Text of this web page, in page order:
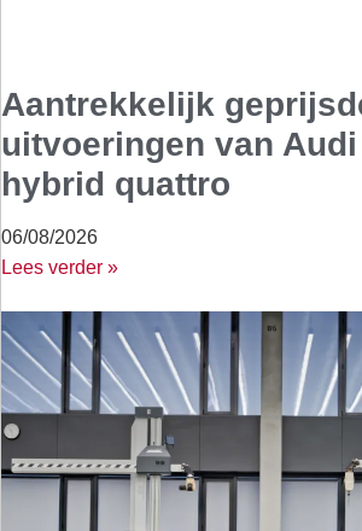
Aantrekkelijk
uitvoeringen van Audi
hybrid quattro
06/08/2026
Lees verder »